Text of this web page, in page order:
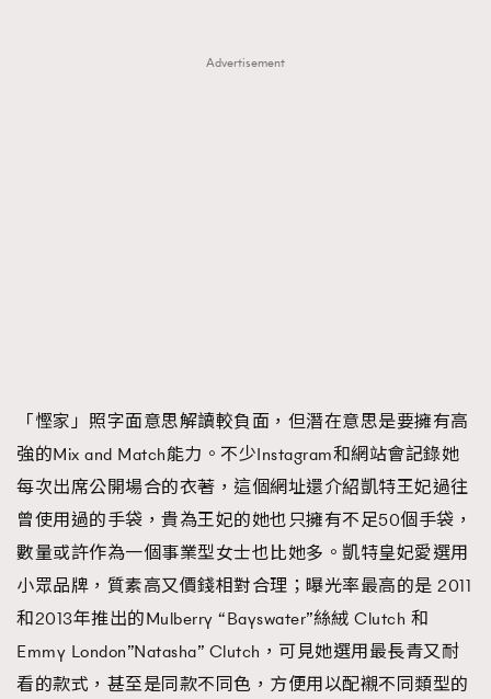
Advertisement
「慳家」照字面意思解讀較負面，但潛在意思是要擁有高
強的Mix and Match能力。不少Instagram和網站會記錄她
每次出席公開場合的衣著，這個網址還介紹凱特王妃過往
曾使用過的手袋，貴為王妃的她也只擁有不足50個手袋，
數量或許作為一個事業型女士也比她多。凱特皇妃愛選用
小眾品牌，質素高又價錢相對合理；曝光率最高的是 2011
和2013年推出的Mulberry “Bayswater”絲絨 Clutch 和
Emmy London”Natasha” Clutch，可見她選用最長青又耐
看的款式，甚至是同款不同色，方便用以配襯不同類型的